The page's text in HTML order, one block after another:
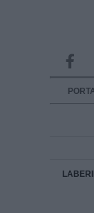
INFORMACION
Responsable:
Destinatarios: